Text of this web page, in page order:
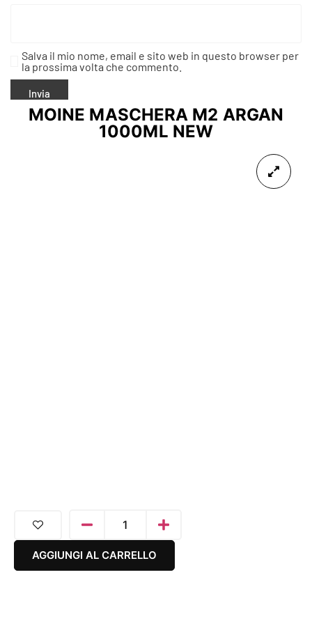
Salva il mio nome, email e sito web in questo browser per
la prossima volta che commento.
MOINE MASCHERA M2 ARGAN
1000ML NEW
AGGIUNGI AL CARRELLO